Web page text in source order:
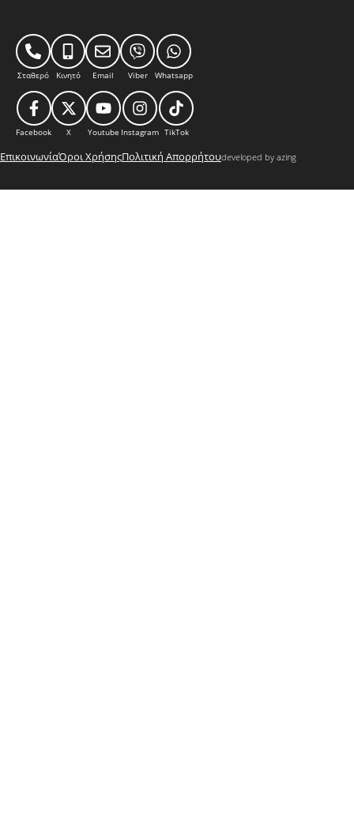
Σταθερό Κινητό Email Viber Whatsapp
Facebook X Youtube Instagram TikTok
ΕπικοινωνίαΌροι ΧρήσηςΠολιτική Απορρήτουdeveloped by azing